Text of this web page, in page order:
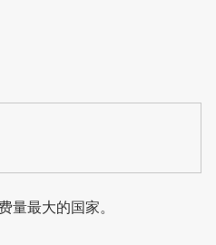
量最大的国家。